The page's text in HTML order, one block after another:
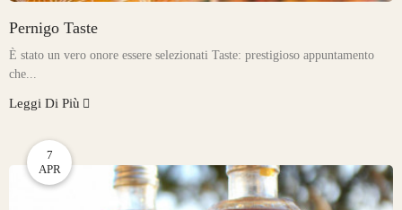
Pernigo Taste
È stato un vero onore essere selezionati Taste: prestigioso appuntamento
che...
Leggi Di Più
7
APR